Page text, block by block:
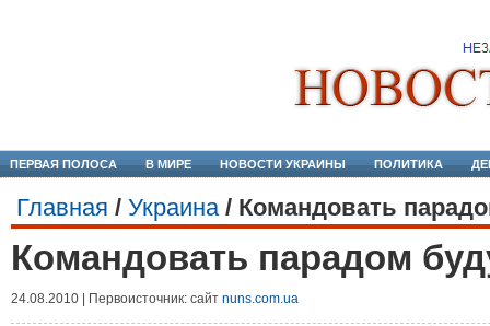
ПЕРВАЯ ПОЛОСА В МИРЕ НОВОСТИ УКРАИНЫ ПОЛИТИКА
Главная / Украина/ Командовать
Командовать парадом
24.08.2010 | Первоисточник: сайт nuns.com.ua